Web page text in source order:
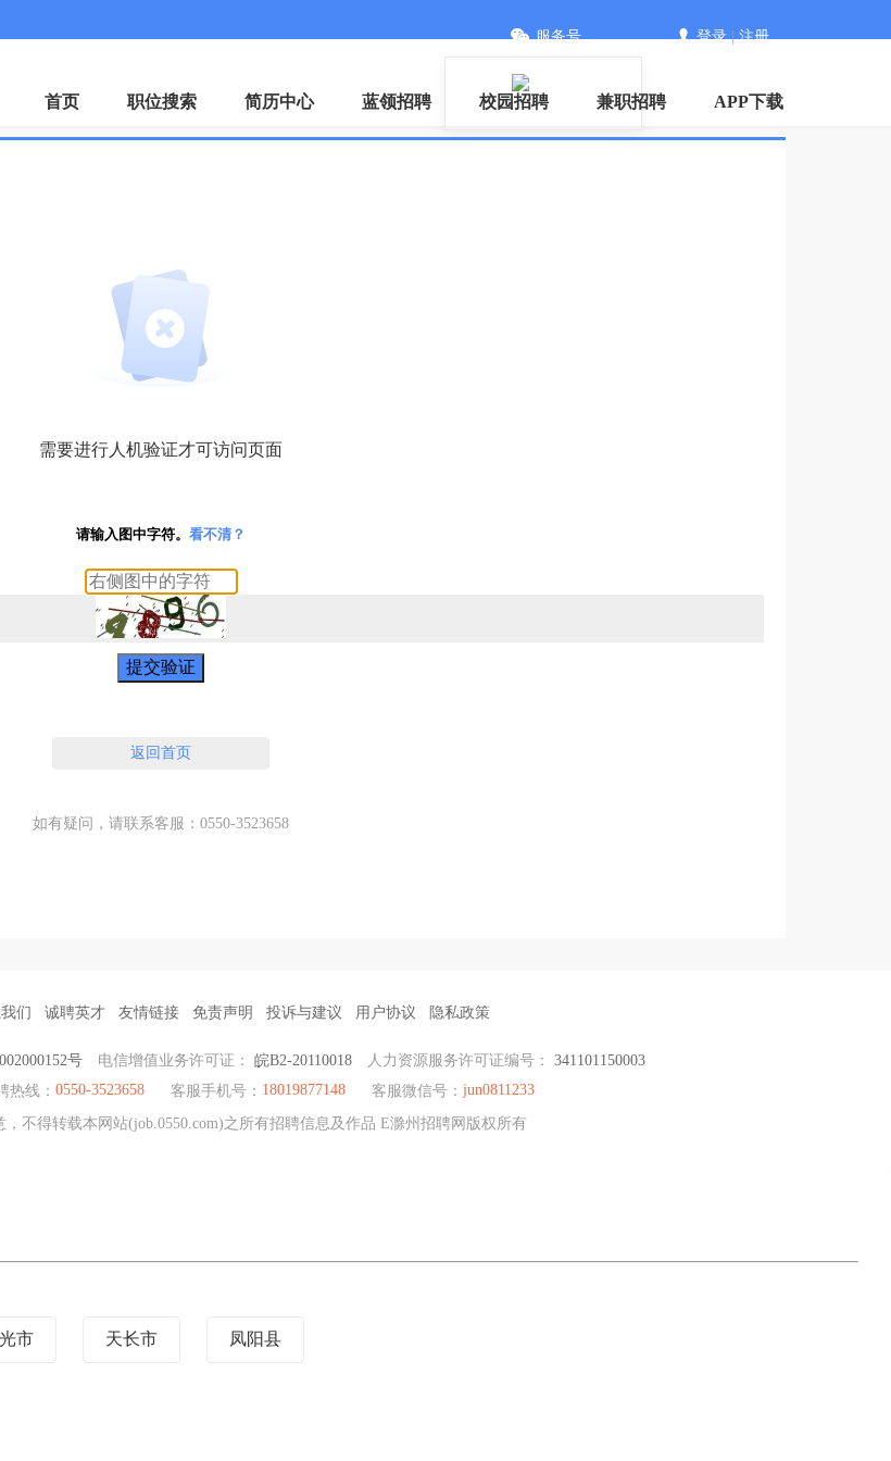
服务号 登录|注册
首页 职位搜索 简历中心 蓝领招聘 校园招聘 兼职招聘 APP下载
需要进行人机验证才可访问页面
请输入图中字符。 看不清？
提交验证
返回首页
如有疑问，请联系客服：0550-3523658
们 诚聘英才 友情链接 免责声明 投诉与建议 用户协议 隐私政策
号 电信增值业务许可证： 皖B2-20110018 人力资源服务许可证编号： 341101150003
热线： 0550-3523658 客服手机号： 18019877148 客服微信号： jun0811233
不得转载本网站(job.0550.com)之所有招聘信息及作品 E滁州招聘网版权所有
市 天长市 凤阳县